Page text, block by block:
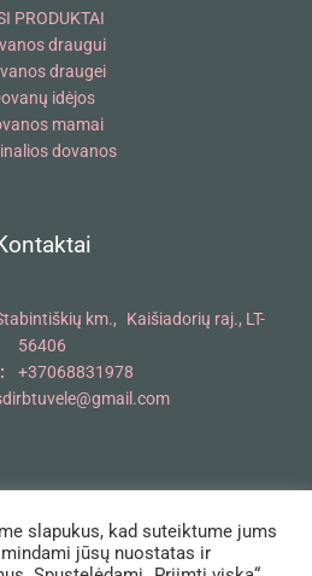
PRODUKTAI
draugui
draugei
idėjos
mamai
dovanos
km., Kaišiadorių raj., LT-
56406
+37068831978
dirbtuvėlė | Powered by Daivos
dirbtuvėlė
slapukus, kad suteiktume jums
jūsų nuostatas ir